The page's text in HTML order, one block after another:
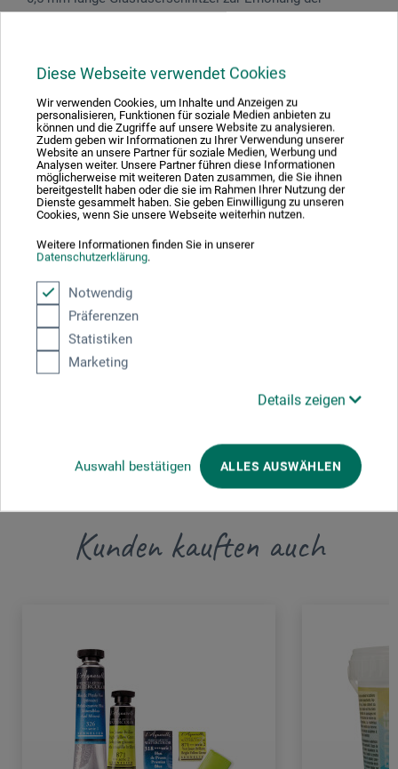
Diese Webseite verwendet Cookies
Wir verwenden Cookies, um Inhalte und Anzeigen zu
personalisieren, Funktionen für soziale Medien anbieten zu
können und die Zugriffe auf unsere Website zu analysieren.
Zudem geben wir Informationen zu Ihrer Verwendung unserer
Website an unsere Partner für soziale Medien, Werbung und
Analysen weiter. Unsere Partner führen diese Informationen
möglicherweise mit weiteren Daten zusammen, die Sie ihnen
bereitgestellt haben oder die sie im Rahmen Ihrer Nutzung der
Dienste gesammelt haben. Sie geben Einwilligung zu unseren
Cookies, wenn Sie unsere Webseite weiterhin nutzen.
Weitere Informationen finden Sie in unserer
Datenschutzerklärung.
Notwendig
Präferenzen
Statistiken
Marketing
Details zeigen
Auswahl bestätigen ALLES AUSWÄHLEN
schnell aushärtende Spachtelmasse für robuste und
stabile Gestaltungen verwendet werden. Für die
Herstellung dünnwandiger Formteile mit extremer
Festigkeit können Glasfaserschnitzel auch in keramische
Gießmassen (Artelin, Artestone, Crealin, Kermolin etc.)
sowie in pulverförmige Modelliermassen wie
Papiermaché oder Plastiform eingemischt werden.
Produktbewertungen (0)
Schreiben Sie die erste Bewertung zu diesem Produkt
Kunden kauften auch